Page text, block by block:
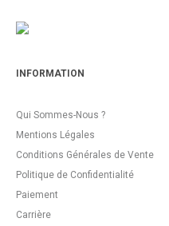
INFORMATION
Qui Sommes-Nous ?
Mentions Légales
Conditions Générales de Vente
Politique de Confidentialité
Paiement
Carrière